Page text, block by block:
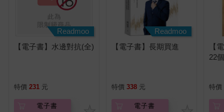
Readmoo
【電子書】水邊對抗(全)
特價 231 元
電子書
Readmoo
【電子書】長期買進
特價 338 元
電子書
【
22
特價